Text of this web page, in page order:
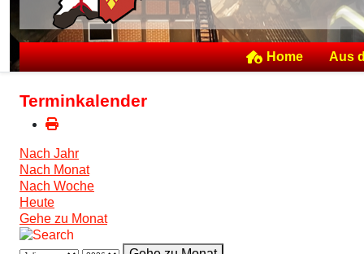
Home Aus
Terminkalender
Nach Jahr
Nach Monat
Nach Woche
Heute
Gehe zu Monat